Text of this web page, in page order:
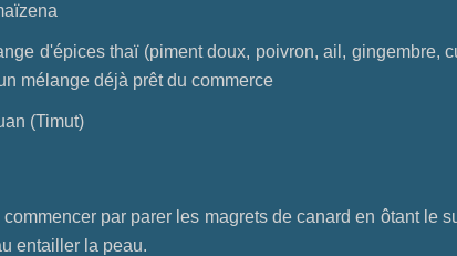
d'épices thaï (piment doux, poivron, ail, gingembre,
mélange déjà prêt du commerce
(Timut)
par parer les magrets de canard en ôtant le
entailler la peau.